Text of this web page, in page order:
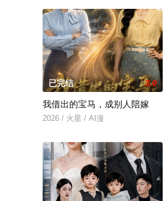
已完结 3.0
我借出的宝马，成别人陪嫁
2026 / 火星 / AI漫